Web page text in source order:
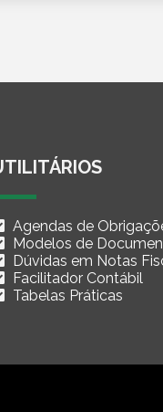
Agendas de
Modelos de
Dúvidas em Notas
Facilitador Contábil
Tabelas Práticas